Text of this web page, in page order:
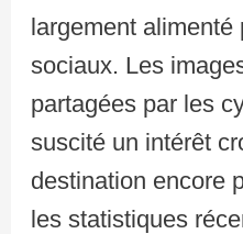
largement alimenté
sociaux. Les
partagées par les
suscité un intérêt
destination encore
les statistiques